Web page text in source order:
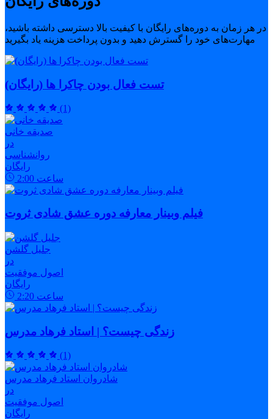
در هر زمان به دوره‌های رایگان با کیفیت بالا دسترسی داشته باشید،
مهارت‌های خود را گسترش دهید و بدون پرداخت هزینه یاد بگیرید
تست فعال بودن چاکرا ها (رایگان)
(1)
صدیقه خانی
در
روانشناسی
رایگان
2:00 ساعت
فیلم وبینار معارفه دوره عشق شادی ثروت
جلیل گلشن
در
اصول موفقیت
رایگان
2:20 ساعت
زندگی چیست؟ | استاد فرهاد مدرس
(1)
شادروان استاد فرهاد مدرس
در
اصول موفقیت
رایگان